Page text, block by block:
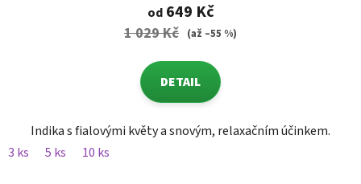
od649 Kč
1 029 Kč (až –55 %)
DETAIL
Indika s fialovými květy a snovým, relaxačním účinkem.
3 ks
5 ks 10 ks